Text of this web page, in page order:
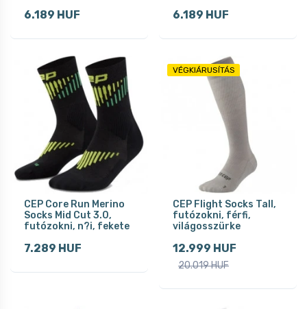
6.189 HUF 6.189 HUF
CEP Core Run Merino
Socks Mid Cut 3.0,
futózokni, n?i, fekete
7.289 HUF
VÉGKIÁRUSÍTÁS
CEP Flight Socks Tall,
futózokni, férfi,
világosszürke
12.999 HUF
20.019 HUF